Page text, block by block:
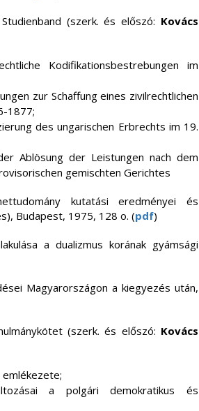
(szerk. és előszó: Kovács
Kodifikationsbestrebungen im
zur Schaffung eines zivilrechtlichen
1877;
des ungarischen Erbrechts im 19.
Ablösung der Leistungen nach dem
gemischten Gerichtes
kutatási eredményei és
Budapest, 1975, 128 o. (pdf)
a dualizmus korának gyámsági
Magyarországon a kiegyezés után,
(szerk. és előszó: Kovács
emlékezete;
a polgári demokratikus és